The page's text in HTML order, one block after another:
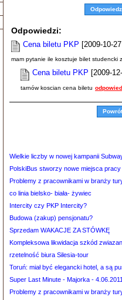
Odpowiedz
Odpowiedzi:
Cena biletu PKP [2009-10-
mam pytanie ile kosztuje bilet studencki
Cena biletu PKP [2009-
tarnów koscian cena biletu
Wielkie liczby w nowej kampanii
PolskiBus stworzy nowe miejsca pracy
Problemy z pracownikami w branży
co linia bielsko- biała- żywiec
Intercity czy PKP Intercity?
Budowa (zakup) pensjonatu?
Sprzedam WAKACJE ZA STÓWKĘ
Kompleksowa likwidacja szkód
rzetelność biura Silesia-tour
Toruń: miał być elegancki hotel, a są
Super Last Minute - Majorka -
Problemy z pracownikami w branży